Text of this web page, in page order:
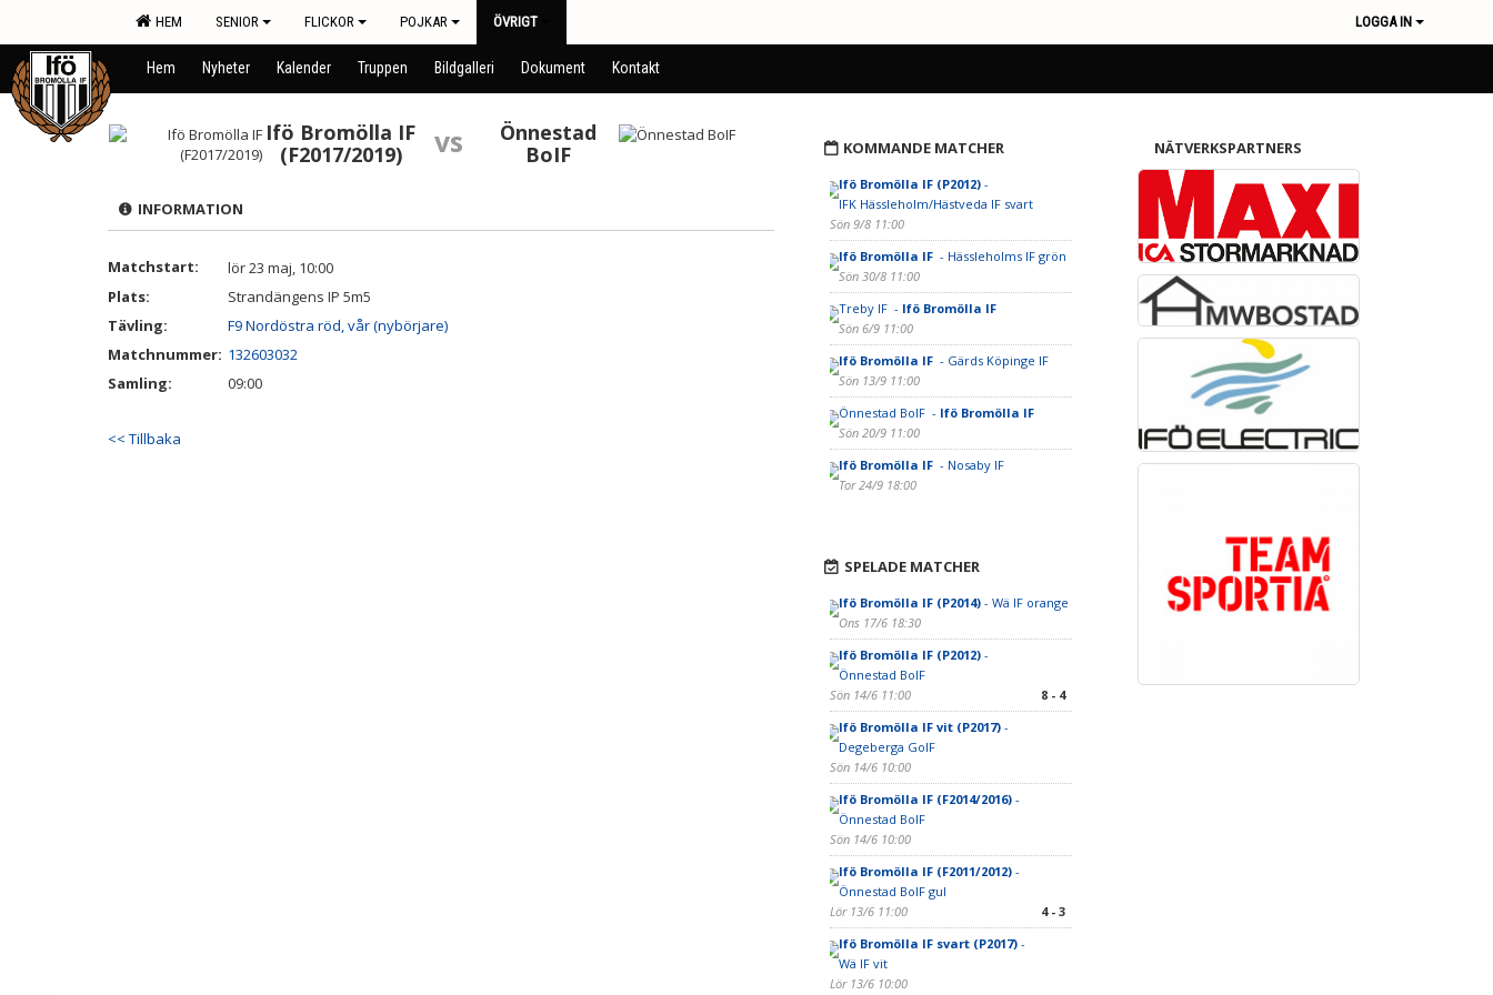
HEM SENIOR FLICKOR POJKAR ÖVRIGT LOGGA IN
Hem Nyheter Kalender Truppen Bildgalleri Dokument Kontakt
Ifö Bromölla IF
(F2017/2019)
vs
Önnestad
BoIF
INFORMATION
Matchstart:
lör 23 maj, 10:00
Plats:
Strandängens IP 5m5
Tävling:
F9 Nordöstra röd, vår (nybörjare)
Matchnummer: 132603032
Samling:
09:00
<< Tillbaka
KOMMANDE MATCHER
Ifö Bromölla IF (P2012)-
IFK Hässleholm/Hästveda IF svart
Sön 9/8 11:00
Ifö Bromölla IF - Hässleholms IF grön
Sön 30/8 11:00
Treby IF - Ifö Bromölla IF
Sön 6/9 11:00
Ifö Bromölla IF - Gärds Köpinge IF
Sön 13/9 11:00
Önnestad BoIF - Ifö Bromölla IF
Sön 20/9 11:00
Ifö Bromölla IF - Nosaby IF
Tor 24/9 18:00
SPELADE MATCHER
Ifö Bromölla IF (P2014)- Wä IF orange
Ons 17/6 18:30
Ifö Bromölla IF (P2012)-
Önnestad BoIF
Sön 14/6 11:00
8 - 4
Ifö Bromölla IF vit (P2017)-
Degeberga GoIF
Sön 14/6 10:00
Ifö Bromölla IF (F2014/2016)-
Önnestad BoIF
Sön 14/6 10:00
Ifö Bromölla IF (F2011/2012)-
Önnestad BoIF gul
Lör 13/6 11:00
4 - 3
Ifö Bromölla IF svart (P2017)-
Wä IF vit
Lör 13/6 10:00
NÄTVERKSPARTNERS